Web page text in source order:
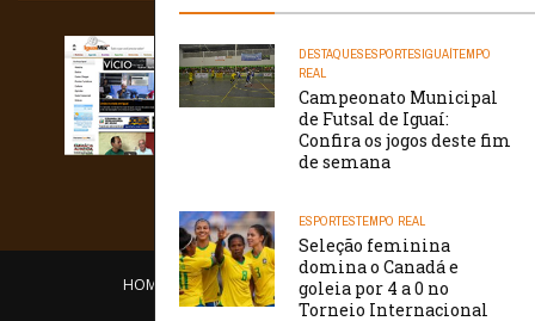
DESTAQUESESPORTESIGUAÍTEMPO
REAL
Campeonato Municipal
de Futsal de Iguaí:
Confira os jogos deste fim
de semana
ESPORTESTEMPO REAL
Seleção feminina
domina o Canadá e
goleia por 4 a 0 no
Torneio Internacional
HOME EQUIPE O PORTAL CONTATO